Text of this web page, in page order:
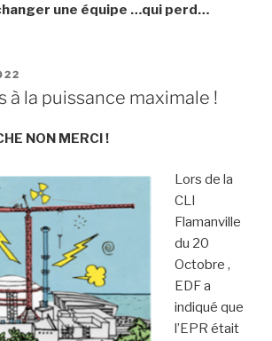
une équipe …qui perd…
à la puissance maximale !
NON MERCI !
Lors de la
CLI
Flamanville
du 20
Octobre ,
EDF a
indiqué que
l’EPR était